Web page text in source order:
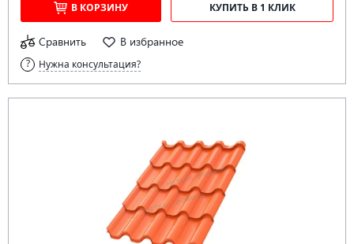
В КОРЗИНУ КУПИТЬ В 1 КЛИК
Сравнить В избранное
Нужна консультация?